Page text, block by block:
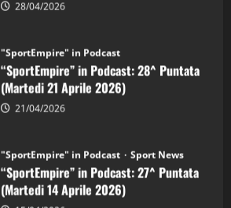
21/04/2026
"SportEmpire" in Podcast
“SportEmpire” in Podcast: 27^ Puntata
(Martedi 14 Aprile 2026)
15/04/2026
"SportEmpire" in Podcast
“SportEmpire” in Podcast: 26^ Puntata
(Martedi 07 Aprile 2026)